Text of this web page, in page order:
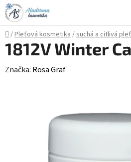
Přejít
na
obsah
Domů
/Pleťová kosmetika/suchá a citlivá pleť
1812V Winter
Značka: Rosa Graf